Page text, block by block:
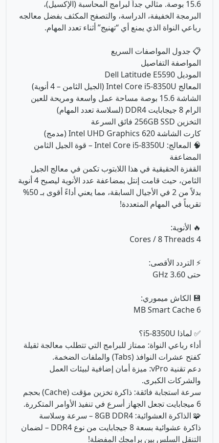
المواصفة التفاصيل
الموديل Dell Latitude E5590
المعالج Intel Core i5-8350U (الجيل الثامن – 4 أنوية)
الرام 8 جيجابايت DDR4 (لسلاسة تعدد المهام)
التخزين 256GB SSD فائق السرعة
كارت الشاشة Intel UHD Graphics 620 (مدمج)
🧠 المعالج: Intel Core i5-8350U – قوة الجيل الثامن
المضاعفة
القفزة الحقيقية في هذا اللابتوب تكمن في معالج الجيل
تقريباً في المهام المتعددة!
🔥 الأنوية:
4 Cores / 8 Threads
⚡ التردد الأقصى:
💾 الكاش ميموري:
✅ لماذا i5-8350U؟
كفتح عشرات النوافذ (Tabs) والملفات الضخمة.
دعم تقنية vPro: ميزة أمان إضافية لبيئات العمل
6 ميجابايت تجعل الجهاز أسرع في تنفيذ الأوامر المتكررة.
🧩 الذاكرة العشوائية: 8GB DDR4 – سرعة وسلاسة
ذاكرة عشوائية بسعة 8 جيجابايت من نوع DDR4 – لضمان
التنقل السلس بين برامجك المفضلة!
✅ تعدد المهام: سعة 8 جيجا تتيح لك العمل على الإكسيل،
التصفح، وسماع الموسيقى في آن واحد بكل سلاسة.
✅ قابلة للترقية: يمكنك زيادة الرامات مستقبلاً إذا تطلبت